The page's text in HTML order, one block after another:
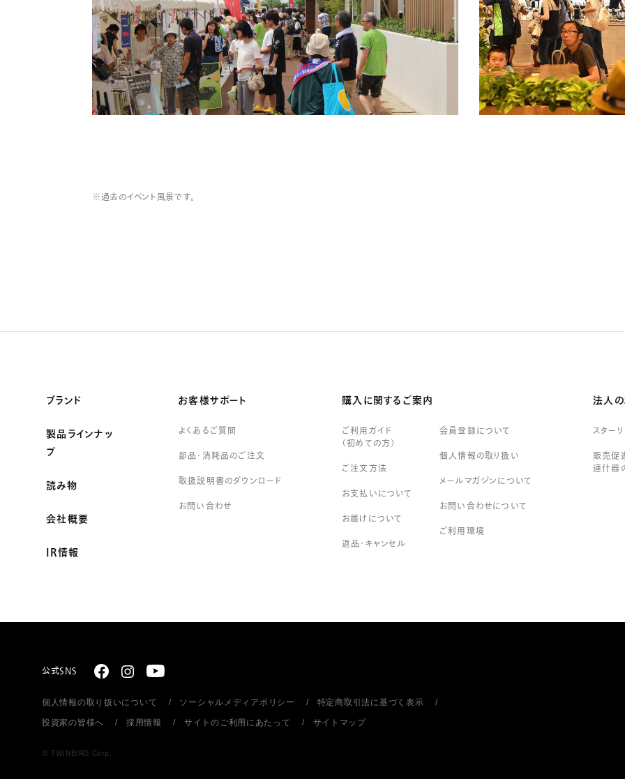
※過去のイベント風景です。
ブランド
製品ラインナッ
プ
読み物
会社概要
IR情報
お客様サポート
よくあるご質問
部品・消耗品のご注文
取扱説明書のダウンロード
お問い合わせ
購入に関するご案内
ご利用ガイド
（初めての方）
ご注文方法
お支払いについて
お届けについて
返品・キャンセル
会員登録について
個人情報の取り扱い
メールマガジンについて
お問い合わせについて
ご利用環境
法人
スター
販売促
連什器
公式SNS
個人情報の取り扱いについて ソーシャルメディアポリシー 特定商取引法に基づく表示
投資家の皆様へ 採用情報 サイトのご利用にあたって サイトマップ
© TWINBIRD Corp.